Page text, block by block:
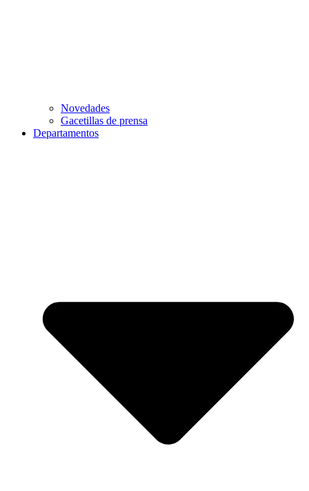
Novedades
Gacetillas de prensa
Departamentos